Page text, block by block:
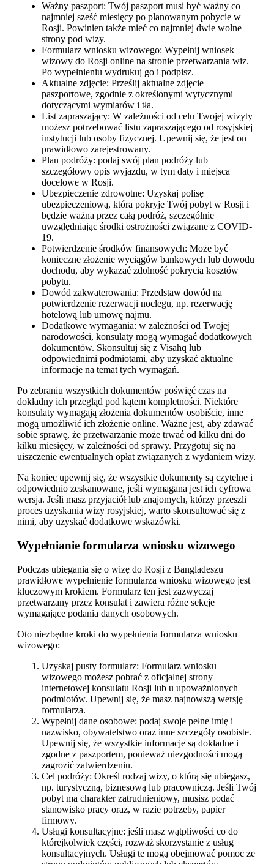
Ważny paszport: Twój paszport musi być ważny co
najmniej sześć miesięcy po planowanym pobycie w
Rosji. Powinien także mieć co najmniej dwie wolne
strony pod wizy.
Formularz wniosku wizowego: Wypełnij wniosek
wizowy do Rosji online na stronie przetwarzania wiz.
Po wypełnieniu wydrukuj go i podpisz.
Aktualne zdjęcie: Prześlij aktualne zdjęcie
paszportowe, zgodnie z określonymi wytycznymi
dotyczącymi wymiarów i tła.
List zapraszający: W zależności od celu Twojej wizyty
możesz potrzebować listu zapraszającego od rosyjskiej
instytucji lub osoby fizycznej. Upewnij się, że jest on
prawidłowo zarejestrowany.
Plan podróży: podaj swój plan podróży lub
szczegółowy opis wyjazdu, w tym daty i miejsca
docelowe w Rosji.
Ubezpieczenie zdrowotne: Uzyskaj polisę
ubezpieczeniową, która pokryje Twój pobyt w Rosji i
będzie ważna przez całą podróż, szczególnie
uwzględniając środki ostrożności związane z COVID-
19.
Potwierdzenie środków finansowych: Może być
konieczne złożenie wyciągów bankowych lub dowodu
dochodu, aby wykazać zdolność pokrycia kosztów
pobytu.
Dowód zakwaterowania: Przedstaw dowód na
potwierdzenie rezerwacji noclegu, np. rezerwację
hotelową lub umowę najmu.
Dodatkowe wymagania: w zależności od Twojej
narodowości, konsulaty mogą wymagać dodatkowych
dokumentów. Skonsultuj się z Visahq lub
odpowiednimi podmiotami, aby uzyskać aktualne
informacje na temat tych wymagań.
Po zebraniu wszystkich dokumentów poświęć czas na
dokładny ich przegląd pod kątem kompletności. Niektóre
konsulaty wymagają złożenia dokumentów osobiście, inne
mogą umożliwić ich złożenie online. Ważne jest, aby zdawać
sobie sprawę, że przetwarzanie może trwać od kilku dni do
kilku miesięcy, w zależności od sprawy. Przygotuj się na
uiszczenie ewentualnych opłat związanych z wydaniem wizy.
Na koniec upewnij się, że wszystkie dokumenty są czytelne i
odpowiednio zeskanowane, jeśli wymagana jest ich cyfrowa
wersja. Jeśli masz przyjaciół lub znajomych, którzy przeszli
proces uzyskania wizy rosyjskiej, warto skonsultować się z
nimi, aby uzyskać dodatkowe wskazówki.
Wypełnianie formularza wniosku wizowego
Podczas ubiegania się o wizę do Rosji z Bangladeszu
prawidłowe wypełnienie formularza wniosku wizowego jest
kluczowym krokiem. Formularz ten jest zazwyczaj
przetwarzany przez konsulat i zawiera różne sekcje
wymagające podania danych osobowych.
Oto niezbędne kroki do wypełnienia formularza wniosku
wizowego:
Uzyskaj pusty formularz: Formularz wniosku
wizowego możesz pobrać z oficjalnej strony
internetowej konsulatu Rosji lub u upoważnionych
podmiotów. Upewnij się, że masz najnowszą wersję
formularza.
Wypełnij dane osobowe: podaj swoje pełne imię i
nazwisko, obywatelstwo oraz inne szczegóły osobiste.
Upewnij się, że wszystkie informacje są dokładne i
zgodne z paszportem, ponieważ niezgodności mogą
zagrozić zatwierdzeniu.
Cel podróży: Określ rodzaj wizy, o którą się ubiegasz,
np. turystyczną, biznesową lub pracowniczą. Jeśli Twój
pobyt ma charakter zatrudnieniowy, musisz podać
stanowisko pracy oraz, w razie potrzeby, papier
firmowy.
Usługi konsultacyjne: jeśli masz wątpliwości co do
którejkolwiek części, rozważ skorzystanie z usług
konsultacyjnych. Usługi te mogą obejmować pomoc ze